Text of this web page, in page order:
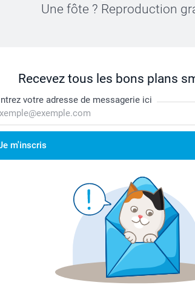
Une fôte ? Reproduction
Recevez tous les bons plans
votre adresse de messagerie ici
m'inscris